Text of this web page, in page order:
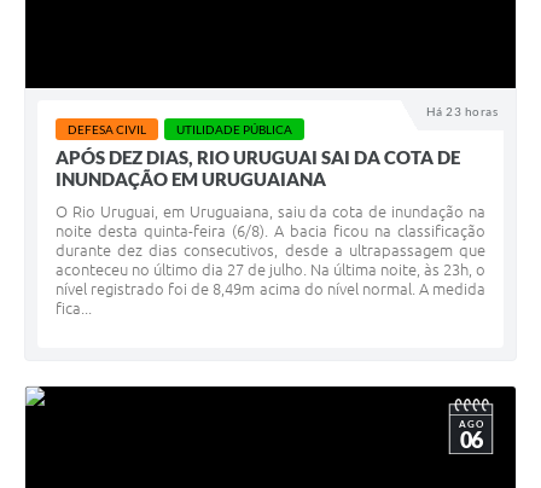
Há 23 horas
DEFESA CIVIL UTILIDADE PÚBLICA
APÓS DEZ DIAS, RIO URUGUAI SAI DA COTA DE
INUNDAÇÃO EM URUGUAIANA
O Rio Uruguai, em Uruguaiana, saiu da cota de inundação na
noite desta quinta-feira (6/8). A bacia ficou na classificação
durante dez dias consecutivos, desde a ultrapassagem que
aconteceu no último dia 27 de julho. Na última noite, às 23h, o
nível registrado foi de 8,49m acima do nível normal. A medida
fica...
AGO
06